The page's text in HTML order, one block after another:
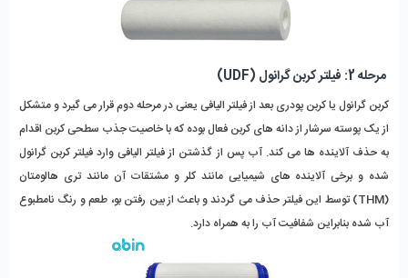
مرحله 2: فیلتر کربن گرانول (UDF)
کربن گرانول یا کربن پودری بعد از فیلتر الیافی یعنی در مرحله دوم قرار می گیرد و متشکل
از یک پوسته سرشار از دانه های کربن فعال بوده که با خاصیت جذب سطحی کربن اقدام
به حذف آلاینده ها می کند. آب پس از گذشتن از فیلتر الیافی وارد فیلتر کربن گرانول
شده و برخی آلاینده های شیمیایی مانند کلر و مشتقات آن مانند تری هالومتان
(THM) توسط این فیلتر حذف می گردند و باعث از بین رفتن بو، طعم و رنگ نامطبوع
آب شده بنابراین شفافیت آب را به همراه دارد.